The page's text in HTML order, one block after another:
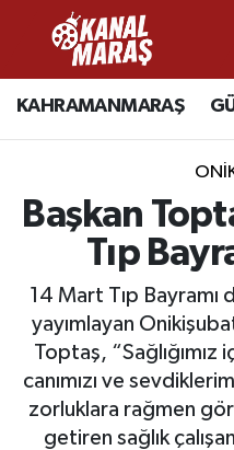
KAHRAMANMARAŞ
Başkan
Tıp
14 Mart Tıp Bayramı
yayımlayan
Toptaş, “Sağlığımız
canımızı ve
zorluklara rağmen
getiren sağlık
CANLI YAYIN
KAHRAMANMARAŞ
SPOR
SİYASET
EKONOMİ
GÜNDEM
Kahramanmaraş
Kahramanmaraş
Kahramanmaraş
Süper Lig Puan
Tüm Manşetler
Son Dakika